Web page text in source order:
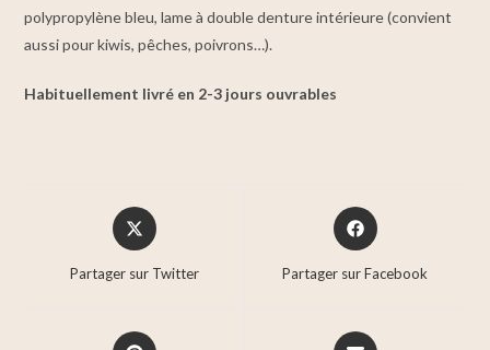
polypropylène bleu, lame à double denture intérieure (convient
aussi pour kiwis, pêches, poivrons…).
Habituellement livré en 2-3 jours ouvrables
Partager sur Twitter Partager sur Facebook